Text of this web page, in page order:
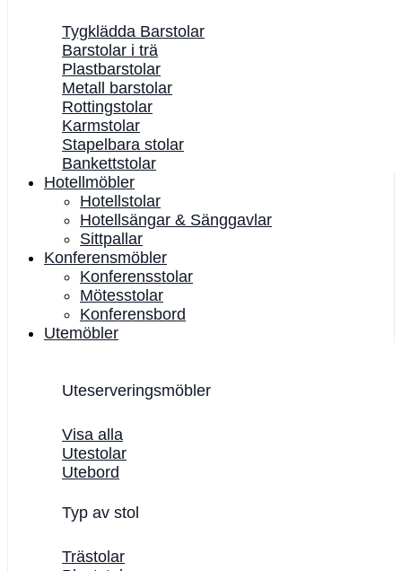
Tygklädda Barstolar
Barstolar i trä
Plastbarstolar
Metall barstolar
Rottingstolar
Karmstolar
Stapelbara stolar
Bankettstolar
Hotellmöbler
Hotellstolar
Hotellsängar & Sänggavlar
Sittpallar
Konferensmöbler
Konferensstolar
Mötesstolar
Konferensbord
Utemöbler
Uteserveringsmöbler
Visa alla
Utestolar
Utebord
Typ av stol
Trästolar